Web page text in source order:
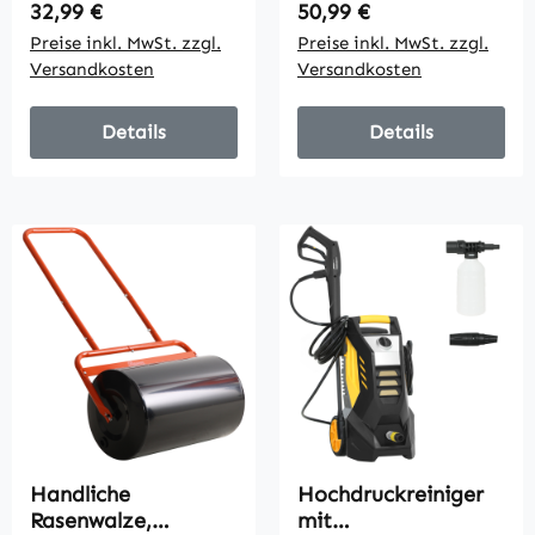
Seitenfach bis 50 kg
61,8 x 23 x 32,7cm
Schwarz
Regulärer Preis:
32,99 €
Preise inkl. MwSt. zzgl.
Versandkosten
Details
Graswalze,
Gartenwalze,
flexibel, Stahl, 58L x
32,5B x 113H cm,
Dunkelgrün
Regulärer Preis:
50,99 €
Preise inkl. MwSt. zzgl.
Versandkosten
Details
Handliche
Rasenwalze,
Hochdruckreiniger
mit